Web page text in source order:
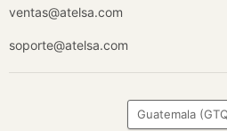
ventas@atelsa.com
soporte@atelsa.com
País
Guatemala